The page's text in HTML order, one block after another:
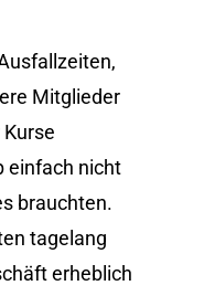
Mitglieder
einfach nicht
brauchten.
tagelang
erheblich